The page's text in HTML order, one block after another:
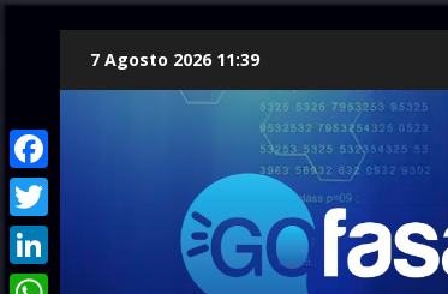
7 Agosto 2026 11:39
Facebook
Twitter
LinkedIn